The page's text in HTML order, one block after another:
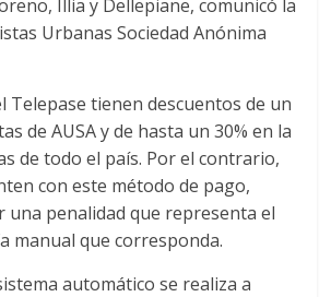
Illia y Dellepiane, comunicó la
Urbanas Sociedad Anónima
Telepase tienen descuentos de un
de AUSA y de hasta un 30% en la
de todo el país. Por el contrario,
con este método de pago,
una penalidad que representa el
manual que corresponda.
automático se realiza a